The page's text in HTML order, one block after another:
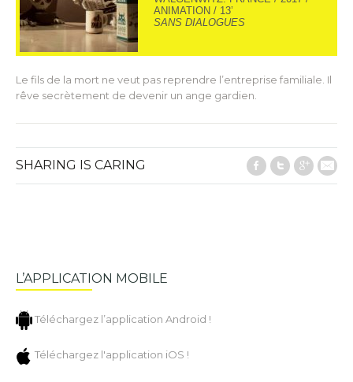
ANIMATION / 13’
SANS DIALOGUES
Le fils de la mort ne veut pas reprendre l’entreprise familiale. Il
rêve secrètement de devenir un ange gardien.
SHARING IS CARING Facebook
Twitter
L’APPLICATION MOBILE
Téléchargez l’application Android !
Téléchargez l'application iOS !